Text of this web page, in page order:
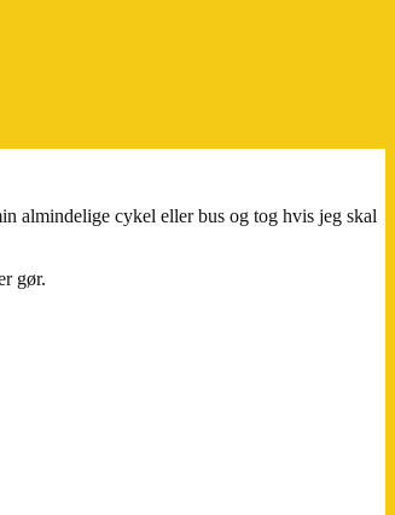
almindelige cykel eller bus og tog hvis jeg skal
gør.